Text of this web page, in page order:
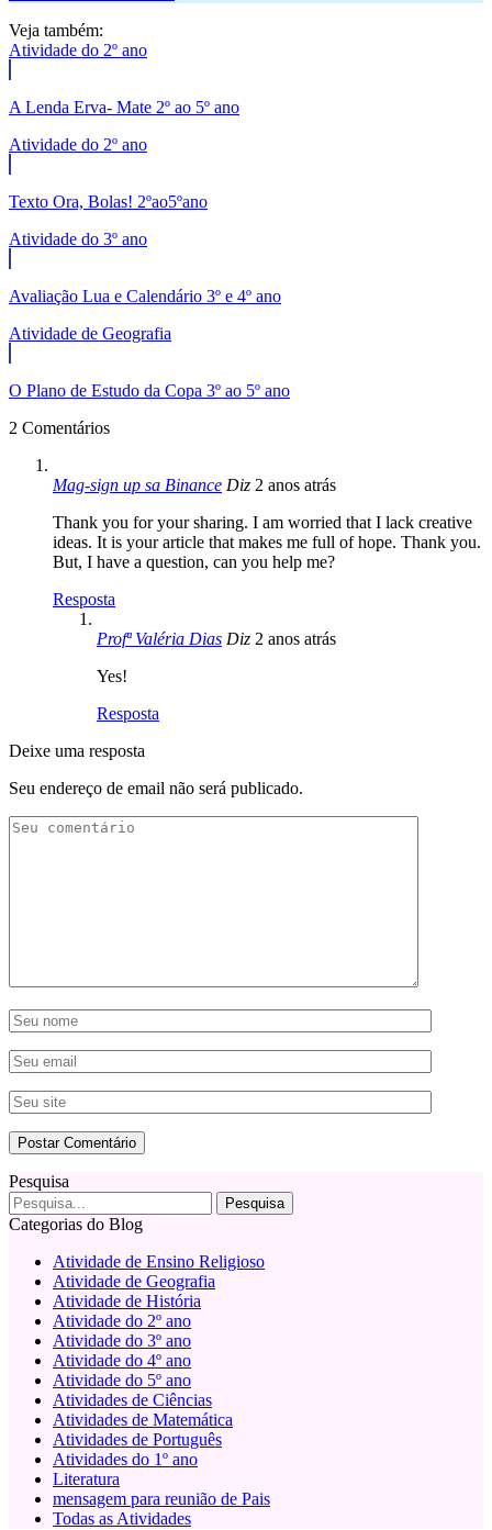
Veja também:
Atividade do 2º ano
A Lenda Erva- Mate 2º ao 5º ano
Atividade do 2º ano
Texto Ora, Bolas! 2ºao5ºano
Atividade do 3º ano
Avaliação Lua e Calendário 3º e 4º ano
Atividade de Geografia
O Plano de Estudo da Copa 3º ao 5º ano
2 Comentários
Mag-sign up sa Binance Diz 2 anos atrás
Thank you for your sharing. I am worried that I lack creative
ideas. It is your article that makes me full of hope. Thank you.
But, I have a question, can you help me?
Resposta
Profª Valéria Dias Diz 2 anos atrás
Yes!
Resposta
Deixe uma resposta
Seu endereço de email não será publicado.
Pesquisa
Categorias do Blog
Atividade de Ensino Religioso
Atividade de Geografia
Atividade de História
Atividade do 2º ano
Atividade do 3º ano
Atividade do 4º ano
Atividade do 5º ano
Atividades de Ciências
Atividades de Matemática
Atividades de Português
Atividades do 1º ano
Literatura
mensagem para reunião de Pais
Todas as Atividades